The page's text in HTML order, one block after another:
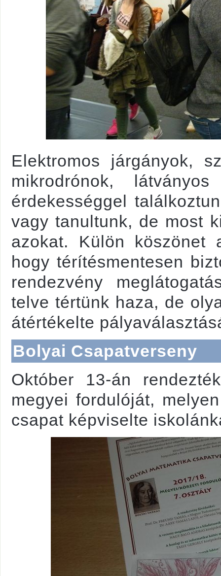
Elektromos járgányok,
mikrodrónok,
érdekességgel
vagy tanultunk, de most
azokat. Külön köszönet
hogy térítésmentesen
rendezvény
telve tértünk haza, de
átértékelte
Bolyai Csapatverseny
Október 13-án
megyei fordulóját,
csapat képviselte